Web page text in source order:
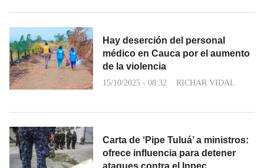
Hay deserción del personal
médico en Cauca por el aumento
de la violencia
15/10/2025 - 08:32 RICHAR VIDAL
Carta de ‘Pipe Tuluá’ a ministros:
ofrece influencia para detener
ataques contra el Inpec